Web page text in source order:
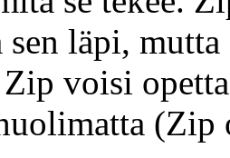
läpi,
voisi
(Zip